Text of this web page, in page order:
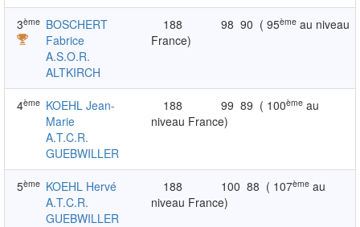
3ème BOSCHERT
Fabrice
A.S.O.R.
ALTKIRCH
188 98 90 ( 95ème au niveau
France)
4ème KOEHL Jean-
Marie
A.T.C.R.
GUEBWILLER
188 99 89 ( 100ème au
niveau France)
5ème KOEHL Hervé
A.T.C.R.
GUEBWILLER
188 100 88 ( 107ème au
niveau France)